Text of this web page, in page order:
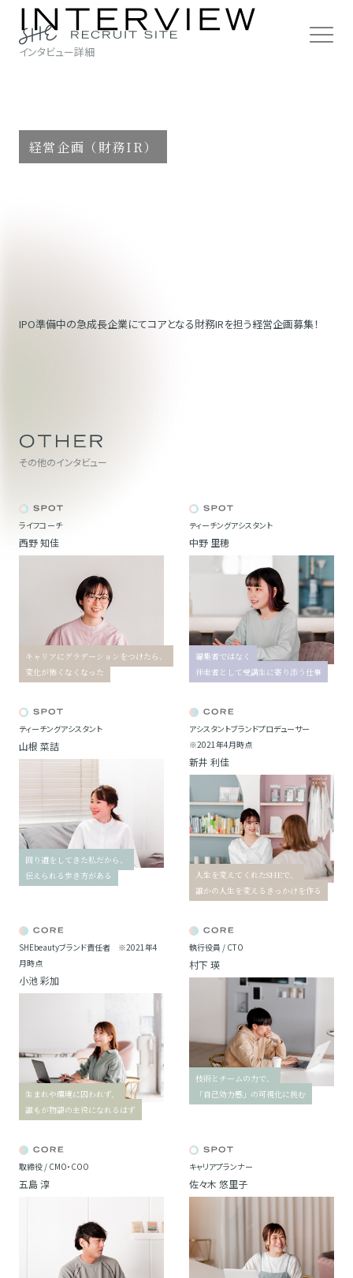
インタビュー詳細
経営企画（財務IR）
IPO準備中の急成長企業にてコアとなる財務IRを担う経営企画募集！
その他のインタビュー
ライフコーチ
西野 知佳
キャリアにグラデーションをつけたら、
変化が怖くなくなった
ティーチングアシスタント
中野 里穂
編集者ではなく
伴走者として受講生に寄り添う仕事
ティーチングアシスタント
山根 菜詰
回り道をしてきた私だから、
伝えられる歩き方がある
アシスタントブランドプロデューサー
※2021年4月時点
新井 利佳
人生を変えてくれたSHEで、
誰かの人生を変えるきっかけを作る
SHEbeautyブランド責任者 ※2021年4
月時点
小池 彩加
生まれや環境に囚われず、
誰もが物語の主役になれるはず
執行役員 / CTO
村下 瑛
技術とチームの力で、
「自己効力感」の可視化に挑む
取締役 / CMO・COO
五島 淳
キャリアプランナー
佐々木 悠里子